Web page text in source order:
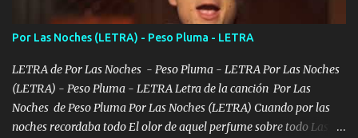
dientes Por falta de empatía le toca ser resiliente ¿Acaso eres
consciente de los followers que mueves? Parcerito, abre los ojos y
ve el poder que tienes Otro chiste malo son los nombres de tus
álbum's "José, vibras colores con la energía del diablo " ¿Si ...
Por Las Noches (LETRA) - Peso Pluma - LETRA
LETRA de Por Las Noches - Peso Pluma - LETRA Por Las Noches
(LETRA) - Peso Pluma - LETRA Letra de la canción Por Las
Noches de Peso Pluma Por Las Noches (LETRA) Cuando por las
noches recordaba todo El olor de aquel perfume sobre todo Las